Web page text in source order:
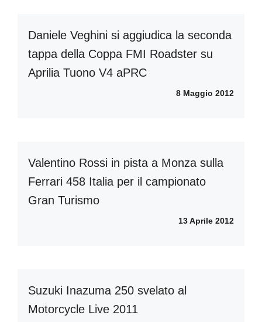
Daniele Veghini si aggiudica la seconda
tappa della Coppa FMI Roadster su
Aprilia Tuono V4 aPRC
8 Maggio 2012
Valentino Rossi in pista a Monza sulla
Ferrari 458 Italia per il campionato
Gran Turismo
13 Aprile 2012
Suzuki Inazuma 250 svelato al
Motorcycle Live 2011